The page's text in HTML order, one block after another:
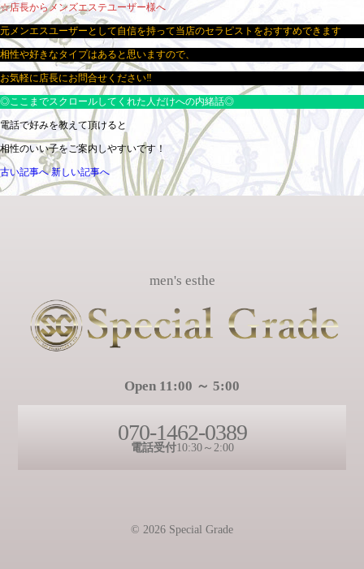
☆店長からメンズエステユーザー様へ
元メンエスユーザーとして自信を持って当店のセラピストをおすすめできます
相性や好きなタイプはあると思いますので、
お気軽に店長にお問合せください‼
◎ここまでスクロールしてくれた人だけへの内緒話◎
電話で好みを教えて頂けると
相性のいい子をご案内しやすいです！
古い記事へ 新しい記事へ
men's esthe
Open 11:00 ～ 5:00
070-1462-0389
電話受付10:30～2:00
© 2026 Special Grade